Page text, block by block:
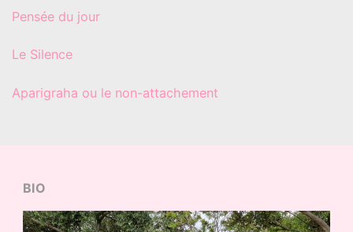
Pensée du jour
Le Silence
Aparigraha ou le non-attachement
BIO